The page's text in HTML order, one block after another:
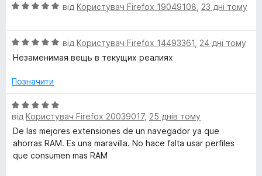
5
н
5
з
О
н
к
5
5
від Користувач Firefox 19049108 23 дні тому
О
ц
н
а
5
з
5
від Користувач Firefox 14493361 24 дні тому
Незаменимая вещь в текущих реалиях
Позначити
О
ц
н
к
від Користувач Firefox 20039017, 25 днів тому
De las mejores extensiones de un navegador ya que
ahorras RAM. Es una maravilla. No hace falta usar perfiles
que consumen mas RAM